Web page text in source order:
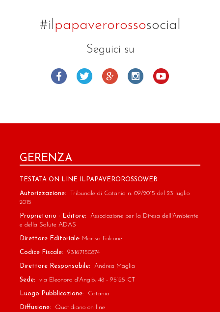
#ilpapaverorossosocial
Seguici su
GERENZA
TESTATA ON LINE ILPAPAVEROROSSOWEB
Autorizzazione: Tribunale di Catania n. 09/2015 del 23 luglio
2015
Proprietario - Editore: Associazione per la Difesa dell'Ambiente
e della Salute ADAS
Direttore Editoriale: Marisa Falcone
Codice Fiscale: 93167150874
Direttore Responsabile: Andrea Maglia
Sede: via Eleonora d'Angiò, 48 - 95125 CT
Luogo Pubblicazione: Catania
Diffusione: Quotidiano on line